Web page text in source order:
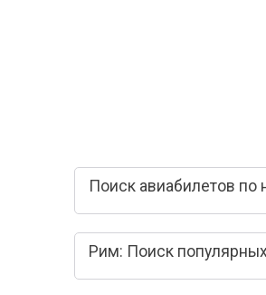
Поиск авиабилетов
Рим: Поиск